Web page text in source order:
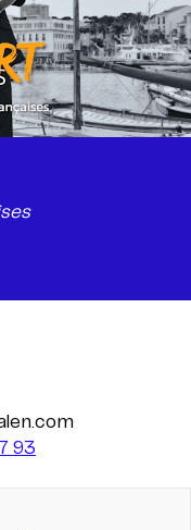
93